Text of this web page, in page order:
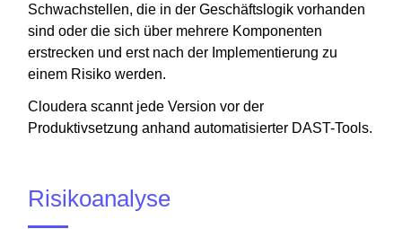
Schwachstellen, die in der Geschäftslogik vorhanden
sind oder die sich über mehrere Komponenten
erstrecken und erst nach der Implementierung zu
einem Risiko werden.
Cloudera scannt jede Version vor der
Produktivsetzung anhand automatisierter DAST-Tools.
Risikoanalyse